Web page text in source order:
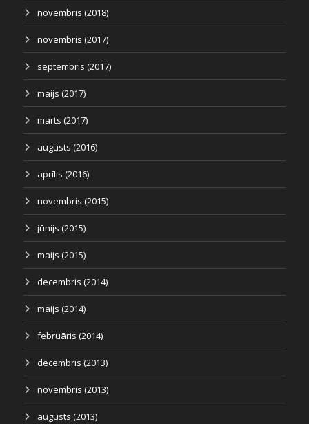
novembris (2018)
novembris (2017)
septembris (2017)
maijs (2017)
marts (2017)
augusts (2016)
aprīlis (2016)
novembris (2015)
jūnijs (2015)
maijs (2015)
decembris (2014)
maijs (2014)
februāris (2014)
decembris (2013)
novembris (2013)
augusts (2013)